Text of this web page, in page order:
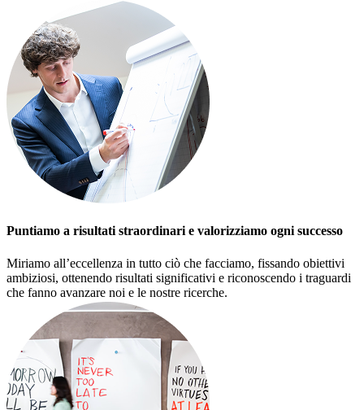
Puntiamo a risultati straordinari e valorizziamo ogni successo
Miriamo all’eccellenza in tutto ciò che facciamo, fissando obiettivi
ambiziosi, ottenendo risultati significativi e riconoscendo i traguardi
che fanno avanzare noi e le nostre ricerche.